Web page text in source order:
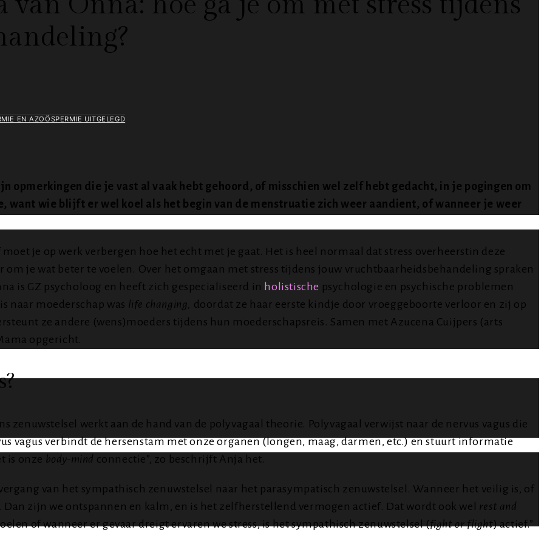
EN AZOÖSPERMIE UITGELEGD
opmerkingen die je vast al vaak hebt gehoord, of misschien wel zelf hebt gedacht, in je pogingen om
want wie blijft er wel koel als het begin van de menstruatie zich weer aandient, of wanneer je weer
je op werk verbergen hoe het echt met je gaat. Het is heel normaal dat stress overheerstin deze
je wat beter te voelen. Over het omgaan met stress tijdens jouw vruchtbaarheidsbehandeling spraken
is GZ psycholoog en heeft zich gespecialiseerd in holistische psychologie en psychische problemen
naar moederschap was life changing, doordat ze haar eerste kindje door vroeggeboorte verloor en zij op
ze andere (wens)moeders tijdens hun moederschapsreis. Samen met Azucena Cuijpers (arts
opgericht.
zenuwstelsel werkt aan de hand van de polyvagaal theorie. Polyvagaal verwijst naar de nervus vagus die
vagus verbindt de hersenstam met onze organen (longen, maag, darmen, etc.) en stuurt informatie
is onze body-mind connectie”, zo beschrijft Anja het.
van het sympathisch zenuwstelsel naar het parasympatisch zenuwstelsel. Wanneer het veilig is, of
zijn we ontspannen en kalm, en is het zelfherstellend vermogen actief. Dat wordt ook wel rest and
of wanneer er gevaar dreigt ervaren we stress, is het sympathisch zenuwstelsel (fight or flight) actief.”